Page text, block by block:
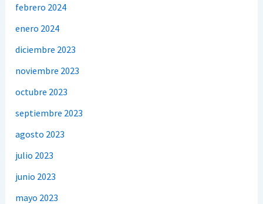
febrero 2024
enero 2024
diciembre 2023
noviembre 2023
octubre 2023
septiembre 2023
agosto 2023
julio 2023
junio 2023
mayo 2023